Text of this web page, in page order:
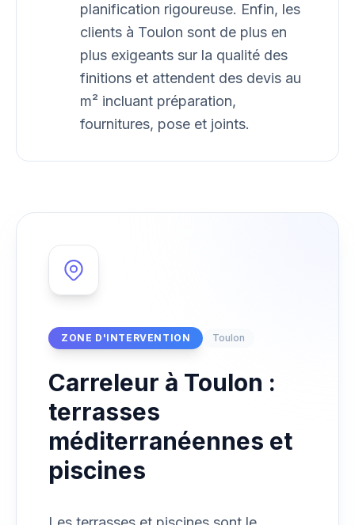
planification rigoureuse. Enfin, les
clients à Toulon sont de plus en
plus exigeants sur la qualité des
finitions et attendent des devis au
m² incluant préparation,
fournitures, pose et joints.
ZONE D'INTERVENTION Toulon
Carreleur à Toulon :
terrasses
méditerranéennes et
piscines